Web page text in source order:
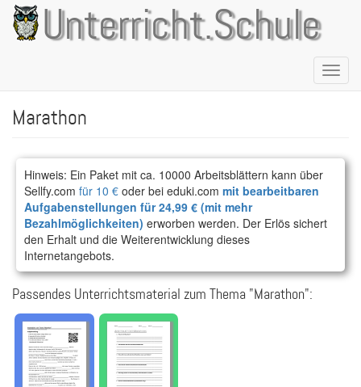
Direkt
zum
Inhalt
Unterricht.Schule
Marathon
Hinweis: Ein Paket mit ca. 10000 Arbeitsblättern kann über
Sellfy.com für 10 € oder bei eduki.com mit bearbeitbaren
Aufgabenstellungen für 24,99 € (mit mehr
Bezahlmöglichkeiten) erworben werden. Der Erlös sichert
den Erhalt und die Weiterentwicklung dieses
Internetangebots.
Passendes Unterrichtsmaterial zum Thema "Marathon":